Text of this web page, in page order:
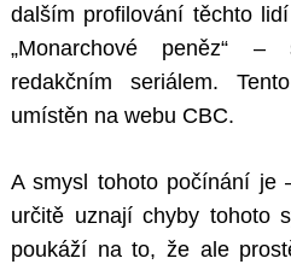
dalším profilování těchto
„Monarchové peněz“
redakčním seriálem.
umístěn na webu CBC.
A smysl tohoto počínání je
určitě uznají chyby tohoto
poukáží na to, že ale